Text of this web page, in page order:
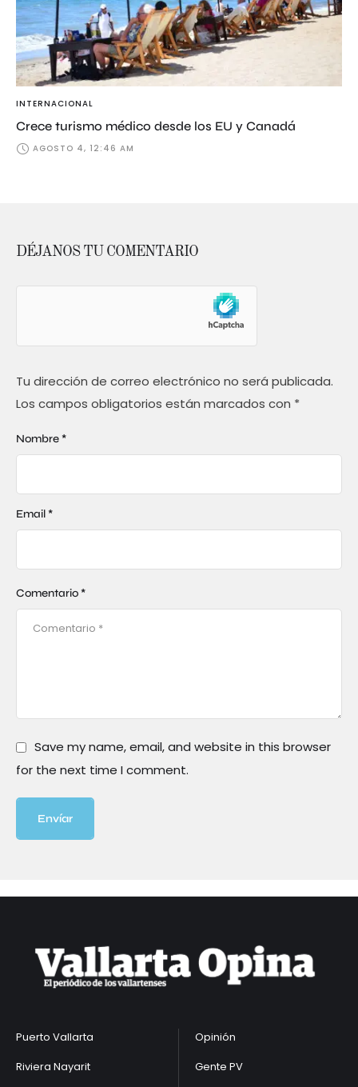
INTERNACIONAL
Crece turismo médico desde los EU y Canadá
AGOSTO 4, 12:46 AM
DÉJANOS TU COMENTARIO
Tu dirección de correo electrónico no será publicada.
Los campos obligatorios están marcados con *
Comentario *
Nombre *
Email *
Save my name, email, and website in this browser
for the next time I comment.
Envíar
Puerto Vallarta
Riviera Nayarit
Opinión
Gente PV